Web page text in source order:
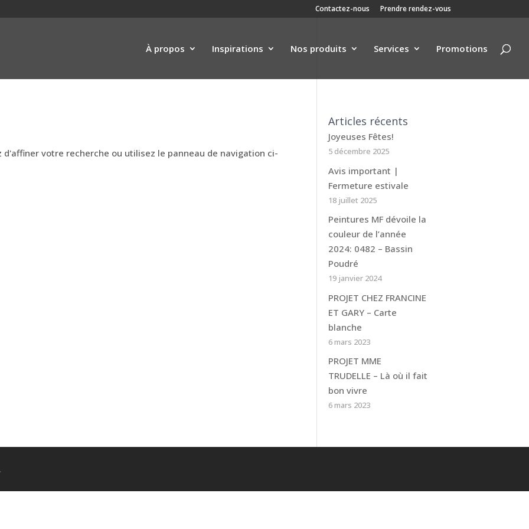
Contactez-nous Prendre rendez-vous
À propos Inspirations Nos produits Services Promotions
d'affiner votre recherche ou utilisez le panneau de navigation ci-
Articles récents
Joyeuses Fêtes!
5 décembre 2025
Avis important |
Fermeture estivale
18 juillet 2025
Peintures MF dévoile la
couleur de l’année
2024: 0482 – Bassin
Poudré
19 janvier 2024
PROJET CHEZ FRANCINE
ET GARY – Carte
blanche
6 mars 2023
PROJET MME
TRUDELLE – Là où il fait
bon vivre
6 mars 2023